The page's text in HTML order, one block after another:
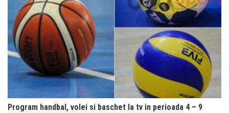
Program handbal, volei si baschet la tv in perioada 4 – 9